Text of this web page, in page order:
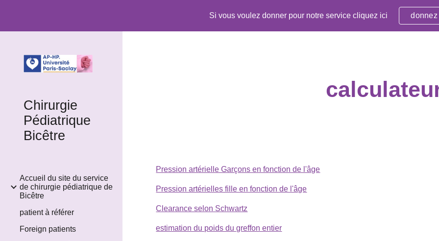
Skip to main content Skip to
Si vous voulez donner pour notre service cliquez ici donnez
Chirurgie
Pédiatrique
Bicêtre
Accueil du site du service
de chirurgie pédiatrique de
Bicêtre
patient à référer
Foreign patients
Pression artérielle Garçons en fonction de l'âge
Pression artérielles fille en fonction de l'âge
Clearance selon Schwartz
estimation du poids du greffon entier